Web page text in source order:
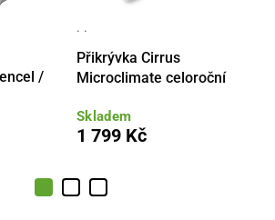
/
· ·
Přikrývka Cirrus
Microclimate celoroční
Skladem
1 799 Kč